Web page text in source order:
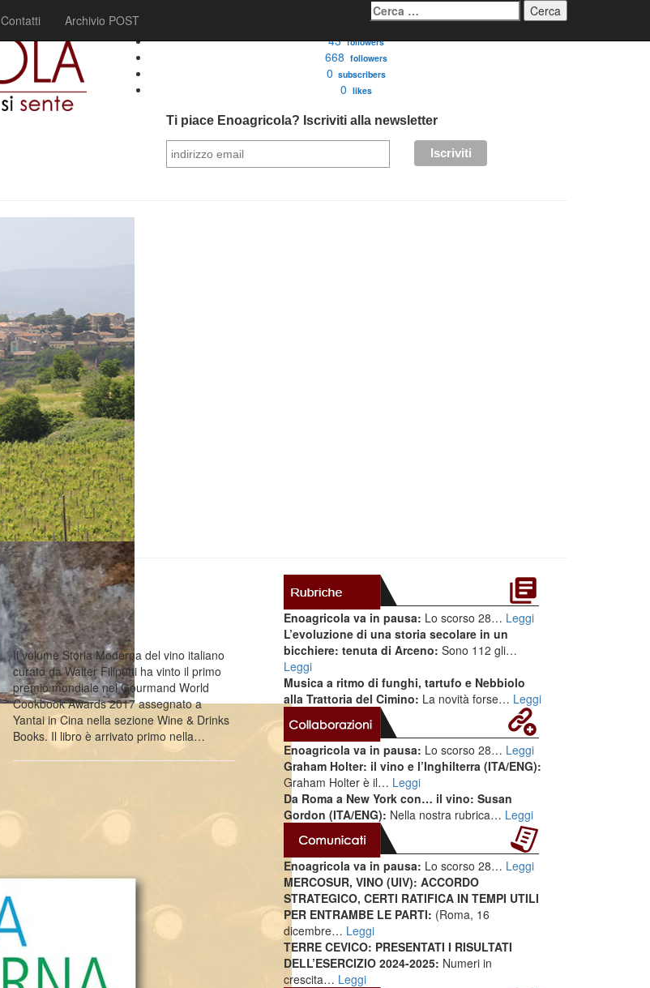
Contatti Archivio POST
Ricerca
per:
43 followers
668 followers
0 subscribers
0 likes
Ti piace Enoagricola? Iscriviti alla newsletter
Il volume Storia Moderna del vino italiano
curato da Walter Filiputti ha vinto il primo
premio mondiale nel Gourmand World
Cookbook Awards 2017 assegnato a
Yantai in Cina nella sezione Wine & Drinks
Books. Il libro è arrivato primo nella…
Enoagricola va in pausa: Lo scorso 28… Leggi
L’evoluzione di una storia secolare in un
bicchiere: tenuta di Arceno: Sono 112 gli…
Leggi
Musica a ritmo di funghi, tartufo e Nebbiolo
alla Trattoria del Cimino: La novità forse… Leggi
Enoagricola va in pausa: Lo scorso 28… Leggi
Graham Holter: il vino e l’Inghilterra (ITA/ENG):
Graham Holter è il… Leggi
Da Roma a New York con… il vino: Susan
Gordon (ITA/ENG): Nella nostra rubrica… Leggi
Enoagricola va in pausa: Lo scorso 28… Leggi
MERCOSUR, VINO (UIV): ACCORDO
STRATEGICO, CERTI RATIFICA IN TEMPI UTILI
PER ENTRAMBE LE PARTI: (Roma, 16
dicembre… Leggi
TERRE CEVICO: PRESENTATI I RISULTATI
DELL’ESERCIZIO 2024-2025: Numeri in
crescita… Leggi